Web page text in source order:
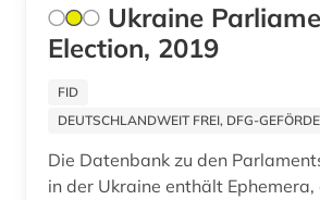
weißrussisch (1)
weißrussland (1)
Ukraine
Election, 2019
FID
DEUTSCHLANDWEIT FREI, DFG-
Die Datenbank zu den
in der Ukraine enthält